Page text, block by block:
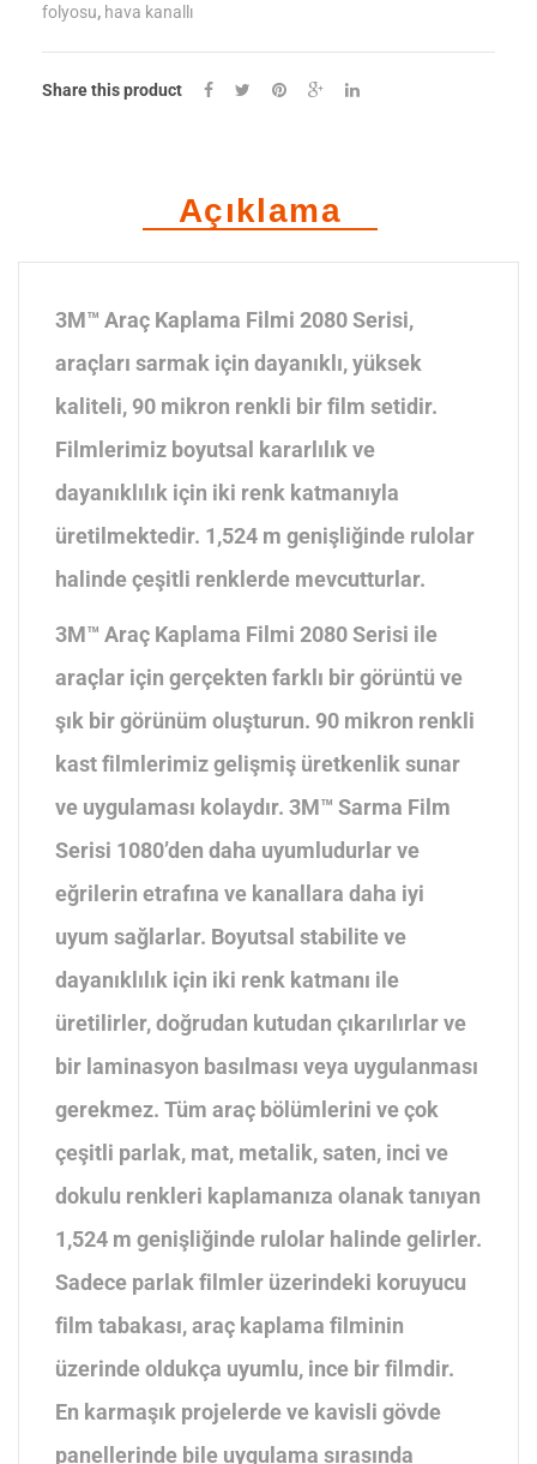
G24
folyosu, hava kanallı
Share this product
Açıklama
3M™ Araç Kaplama Filmi 2080 Serisi,
araçları sarmak için dayanıklı, yüksek
kaliteli, 90 mikron renkli bir film setidir.
Filmlerimiz boyutsal kararlılık ve
dayanıklılık için iki renk katmanıyla
üretilmektedir. 1,524 m genişliğinde rulolar
halinde çeşitli renklerde mevcutturlar.
3M™ Araç Kaplama Filmi 2080 Serisi ile
araçlar için gerçekten farklı bir görüntü ve
şık bir görünüm oluşturun. 90 mikron renkli
kast filmlerimiz gelişmiş üretkenlik sunar
ve uygulaması kolaydır. 3M™ Sarma Film
Serisi 1080’den daha uyumludurlar ve
eğrilerin etrafına ve kanallara daha iyi
uyum sağlarlar. Boyutsal stabilite ve
dayanıklılık için iki renk katmanı ile
üretilirler, doğrudan kutudan çıkarılırlar ve
bir laminasyon basılması veya uygulanması
gerekmez. Tüm araç bölümlerini ve çok
çeşitli parlak, mat, metalik, saten, inci ve
dokulu renkleri kaplamanıza olanak tanıyan
1,524 m genişliğinde rulolar halinde gelirler.
Sadece parlak filmler üzerindeki koruyucu
film tabakası, araç kaplama filminin
üzerinde oldukça uyumlu, ince bir filmdir.
En karmaşık projelerde ve kavisli gövde
panellerinde bile uygulama sırasında